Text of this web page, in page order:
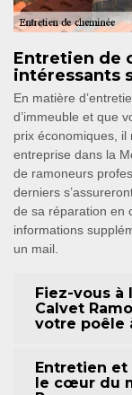
Entretien de
intéressants
En matière
d’immeuble et que
prix économiques, il
entreprise dans la
de ramoneurs
derniers
de sa réparation en
informations
un mail.
Fiez-vous à
Calvet
votre poêle
Entretien et
le cœur du